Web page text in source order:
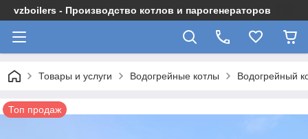
vzboilers - Производство котлов и парогенераторов
Товары и услуги Водогрейные котлы Водогрейный
Топ продаж